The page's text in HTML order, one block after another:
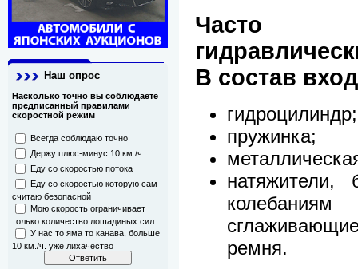
Наш опрос
Насколько точно вы соблюдаете
предписанный правилами
скоростной режим
Всегда соблюдаю точно
Держу плюс-минус 10 км./ч.
Еду со скоростью потока
Еду со скоростью которую сам
считаю безопасной
Мою скорость ограничивает
только количество лошадиных сил
У нас то яма то канава, больше
10 км./ч. уже лихачество
Часто
В состав
гидроцилиндр;
пружинка;
натяжители,
ремня.